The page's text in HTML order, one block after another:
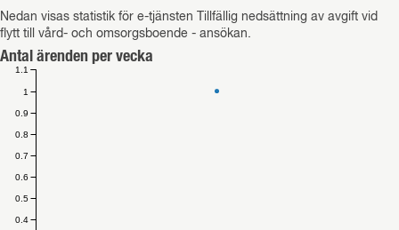
Nedan visas statistik för e-tjänsten Tillfällig nedsättning av avgift vid
flytt till vård- och omsorgsboende - ansökan.
Antal ärenden per vecka
0.4
0.5
0.6
0.7
0.8
0.9
1
1.1